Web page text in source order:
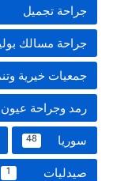
جراحة تجميل
جراحة مسالك
جمعيات خيرية
رمد وجراحة عيون
سوريا 48
صيدليات 1